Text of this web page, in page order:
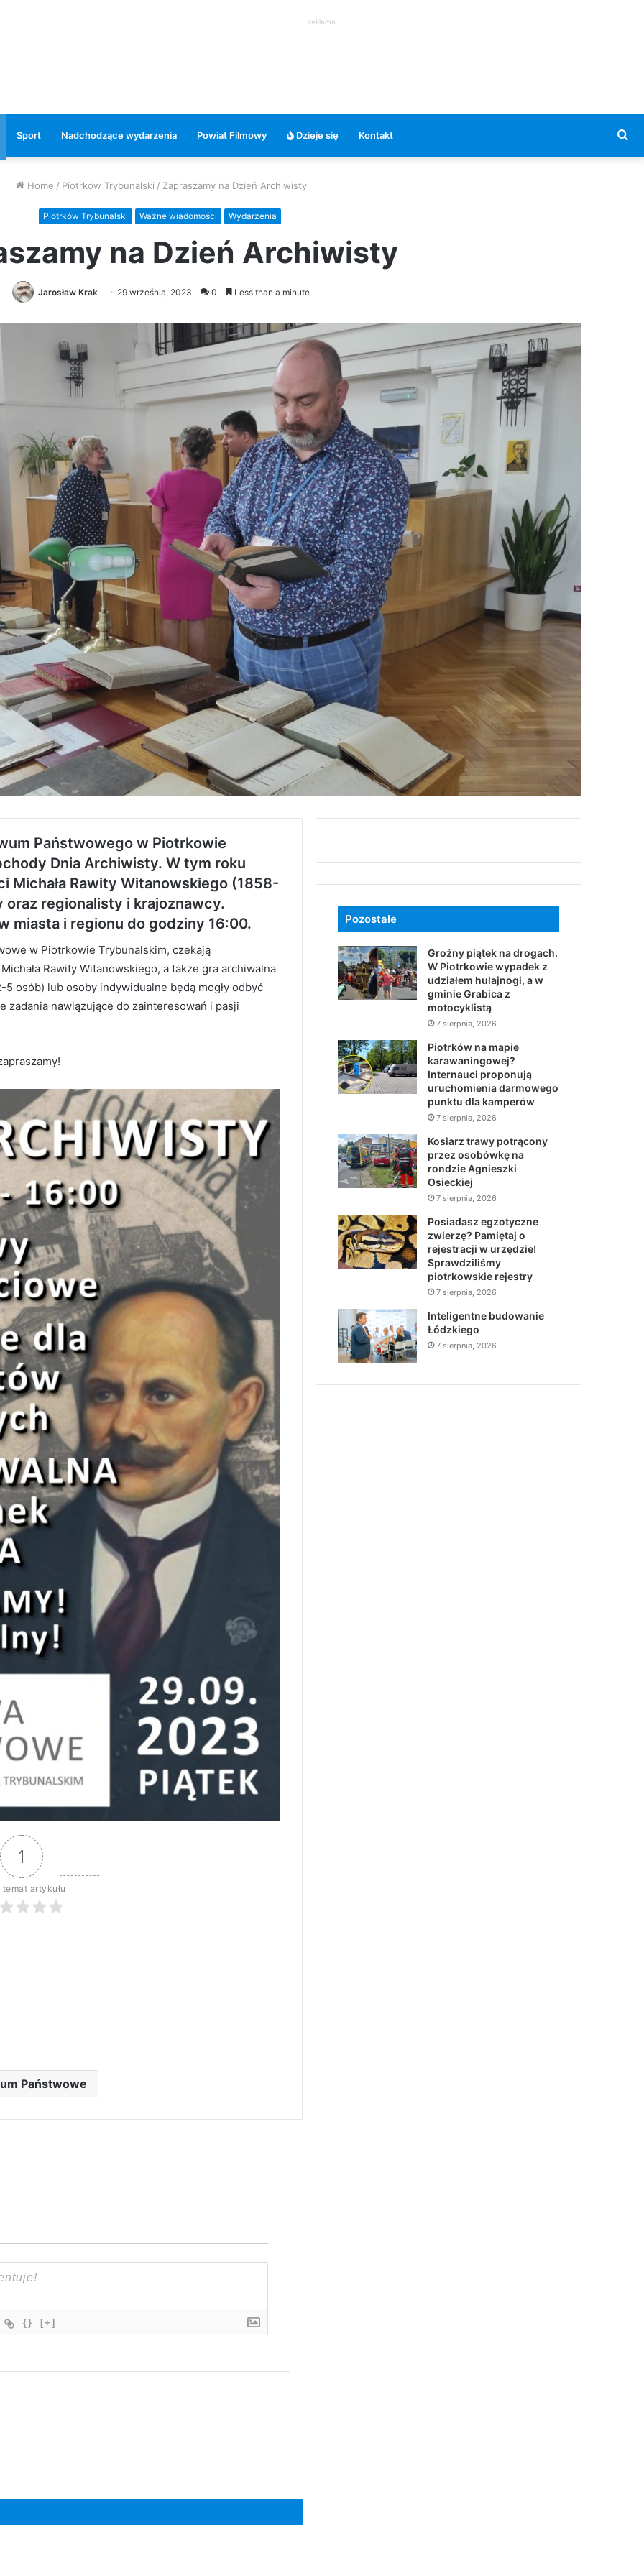
reklama
Sport Nadchodzące wydarzenia Powiat Filmowy Dzieje się Kontakt
Home / Piotrków Trybunalski / Zapraszamy na Dzień Archiwisty
Piotrków Trybunalski Ważne wiadomości Wydarzenia
na Dzień Archiwisty
Jarosław Krak 29 września, 2023 0 Less than a minute
Państwowego w Piotrkowie
Dnia Archiwisty. W tym roku
Rawity Witanowskiego (1858-
regionalisty i krajoznawcy.
miasta i regionu do godziny 16:00.
w Piotrkowie Trybunalskim, czekają
Rawity Witanowskiego, a także gra archiwalna
5 osób) lub osoby indywidualne będą mogły odbyć
nawiązujące do zainteresowań i pasji
1
temat artykułu
Państwowe
{} [+]
Pozostałe
Groźny piątek na drogach.
W Piotrkowie wypadek z
udziałem hulajnogi, a w
gminie Grabica z
motocyklistą
7 sierpnia, 2026
Piotrków na mapie
karawaningowej?
Internauci proponują
uruchomienia darmowego
punktu dla kamperów
7 sierpnia, 2026
Kosiarz trawy potrącony
przez osobówkę na
rondzie Agnieszki
Osieckiej
7 sierpnia, 2026
Posiadasz egzotyczne
zwierzę? Pamiętaj o
rejestracji w urzędzie!
Sprawdziliśmy
piotrkowskie rejestry
7 sierpnia, 2026
Inteligentne budowanie
Łódzkiego
7 sierpnia, 2026